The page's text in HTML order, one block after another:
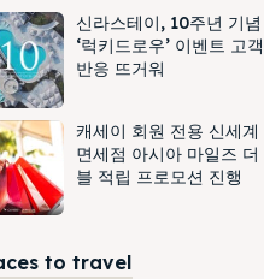
신라스테이, 10주년 기념
‘럭키드로우’ 이벤트 고객
반응 뜨거워
캐세이 회원 전용 신세계
면세점 아시아 마일즈 더
블 적립 프로모션 진행
to travel